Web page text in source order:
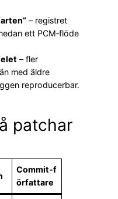
– registret
ett PCM‑flöde
– fler
med äldre
reproducerbar.
patchar
Commit‑f
örfattare